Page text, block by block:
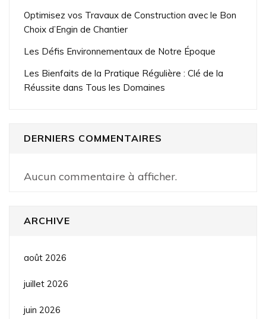
Optimisez vos Travaux de Construction avec le Bon
Choix d’Engin de Chantier
Les Défis Environnementaux de Notre Époque
Les Bienfaits de la Pratique Régulière : Clé de la
Réussite dans Tous les Domaines
DERNIERS COMMENTAIRES
Aucun commentaire à afficher.
ARCHIVE
août 2026
juillet 2026
juin 2026